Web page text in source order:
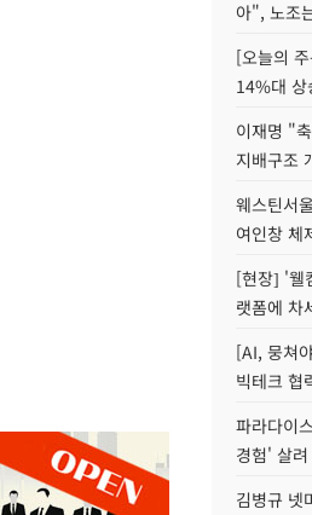
아", 노조
[오늘의
14%대 상
이재명 "
지배구조
웨스틴서
여인창 체
[현장] '웰
랫폼에 차
[AI, 뭉쳐
빅테크 협
파라다이
경험' 살
김병규 넷